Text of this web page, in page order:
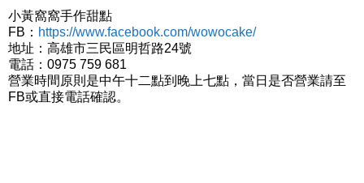
小黃窩窩手作甜點
FB： https://www.facebook.com/wowocake/
地址：高雄市三民區明哲路24號
電話：0975 759 681
營業時間原則是中午十二點到晚上七點，當日是否營業請至
FB或直接電話確認。